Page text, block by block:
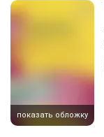
показать обложку